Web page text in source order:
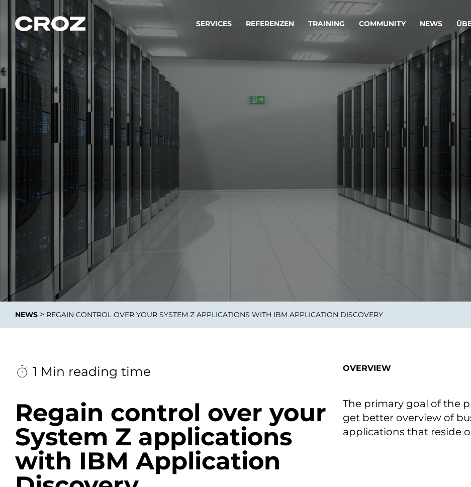
SERVICES
Wir verwandeln Ihre Ideen in erfolgreiche
Produkte & Dienstleistungen.
Effizienz
Software, Data & AI Engineering
Wir schaffen Produkte und Dienstleistungen, die langfristig
KI-Lösungen mit
industriellem
Cloud-
Die richtige
als
Wachstum.
von morgen.
REFERENZEN TRAINING COMMUNITY NEWS
NEWS > REGAIN CONTROL OVER YOUR SYSTEM Z APPLICATIONS WITH IBM APPLICATION DISCOVERY
1 Min reading time
Regain control over your
System Z applications
with IBM Application
OVERVIEW
The primary goal of the
get better overview of
applications that reside